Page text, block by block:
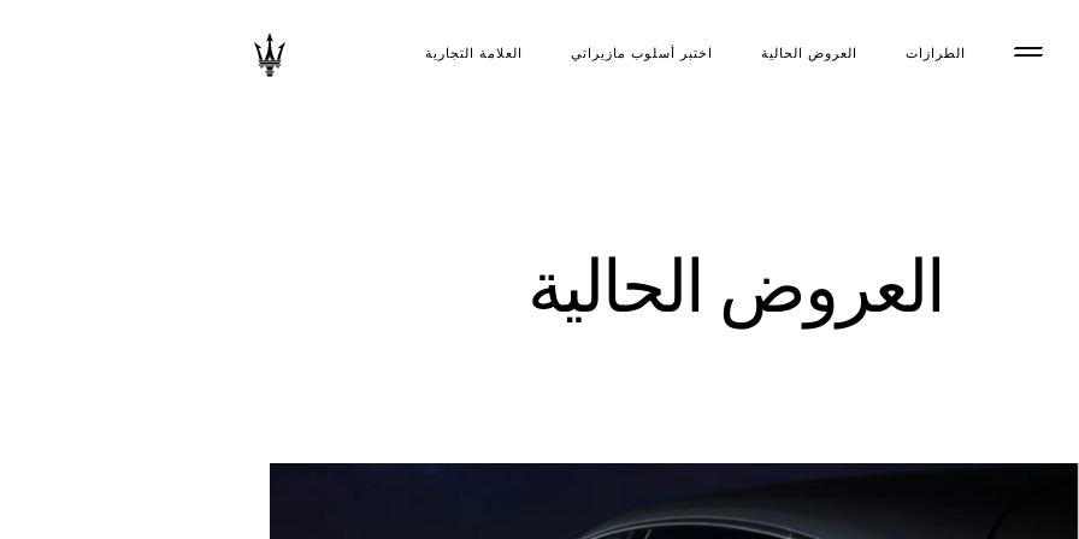
الطرازات العروض الحالية اختبر أسلوب مازیراتي العلامة التجارية
العروض الحالية